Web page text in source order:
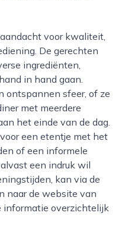
De gerechten
ingrediënten,
in hand gaan.
ontspannen sfeer, of ze
met meerdere
het einde van de dag.
een etentje met het
of een informele
een indruk wil
kan via de
naar de website van
informatie overzichtelijk